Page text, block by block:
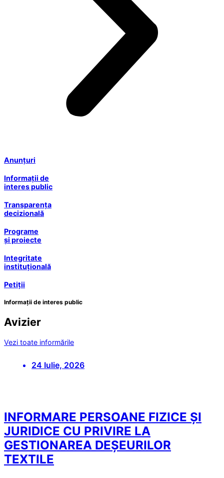
Anunțuri
Informații de
interes public
Transparența
decizională
Programe
și proiecte
Integritate
instituțională
Petiții
Informații de interes public
Avizier
Vezi toate informările
24 Iulie, 2026
INFORMARE PERSOANE FIZICE ȘI
JURIDICE CU PRIVIRE LA
GESTIONAREA DEȘEURILOR
TEXTILE